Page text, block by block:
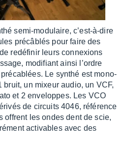
semi-modu­laire, c’est-à-dire
précâ­blés pour faire des
redé­fi­nir leurs connexions
modi­fiant ainsi l’ordre
Le synthé est mono­
bruit, un mixeur audio, un VCF,
et 2 enve­loppes. Les VCO
de circuits 4046, réfé­rence
offrent les ondes dent de scie,
acti­vables avec des